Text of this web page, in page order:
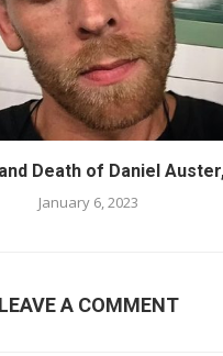
Death of Daniel
January 6, 2023
LEAVE A COMMENT